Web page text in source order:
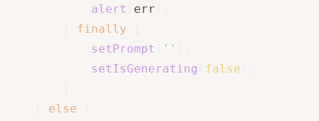
alert
err
finally
setPrompt
''
setIsGenerating
false
else